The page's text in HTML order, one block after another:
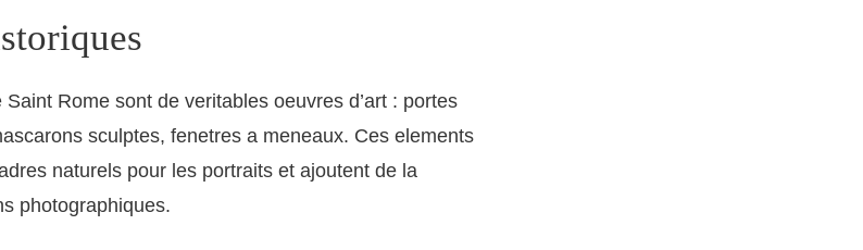
Rome sont de veritables oeuvres d’art : portes
sculptes, fenetres a meneaux. Ces elements
naturels pour les portraits et ajoutent de la
photographiques.